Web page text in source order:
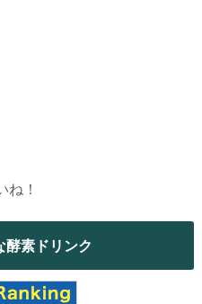
ね！
素ドリンク